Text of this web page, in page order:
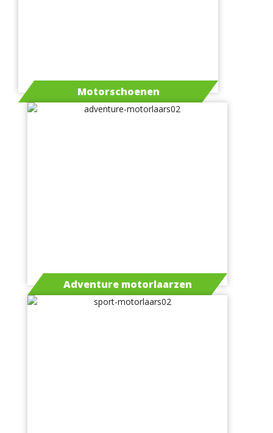
Motorschoenen
Adventure motorlaarzen